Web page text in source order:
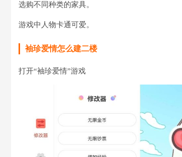
选购不同种类的家具。
游戏中人物卡通可爱。
袖珍爱情怎么建二楼
打开“袖珍爱情”游戏